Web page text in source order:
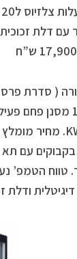
הגשה – בעל קיבולת